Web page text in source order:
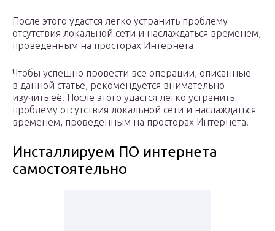
После этого удастся легко устранить проблему
отсутствия локальной сети и наслаждаться временем,
проведенным на просторах Интернета
Чтобы успешно провести все операции, описанные
в данной статье, рекомендуется внимательно
изучить её. После этого удастся легко устранить
проблему отсутствия локальной сети и наслаждаться
временем, проведенным на просторах Интернета.
Инсталлируем ПО интернета
самостоятельно